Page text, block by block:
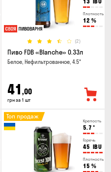
Плотность
12 %
(2)
Пиво FDB «Blanche» 0.33л
Белое, Нефильтрованное, 4.5°
41 ,00
грн за 1 шт
Крепость
5.7 °
Горечь
45 IBU
Плотность
15 %
Топ продаж